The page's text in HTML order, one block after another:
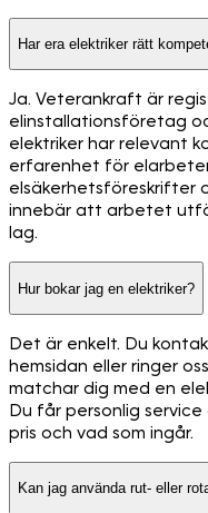
Har era elektriker rätt
Ja. Veterankraft är
elinstallationsföretag
elektriker har relevant
erfarenhet för
elsäkerhetsföreskrifter
innebär att arbetet
lag.
Hur bokar jag en elektriker?
Det är enkelt. Du
hemsidan eller ringer
matchar dig med en
Du får personlig
pris och vad som ingår.
Kan jag använda rut- eller